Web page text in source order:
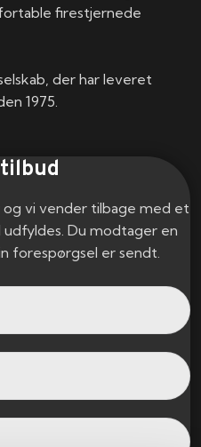
firestjernede
der har leveret
1975.
vi vender tilbage med et
Du modtager en
forespørgsel er sendt.